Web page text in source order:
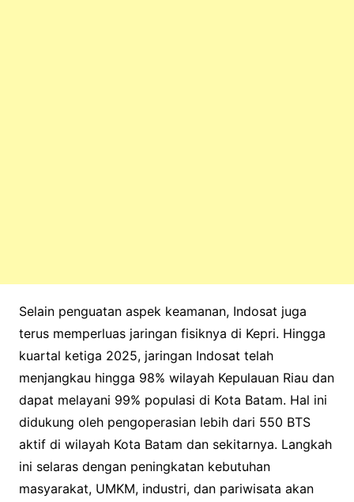
Selain penguatan aspek keamanan, Indosat juga
terus memperluas jaringan fisiknya di Kepri. Hingga
kuartal ketiga 2025, jaringan Indosat telah
menjangkau hingga 98% wilayah Kepulauan Riau dan
dapat melayani 99% populasi di Kota Batam. Hal ini
didukung oleh pengoperasian lebih dari 550 BTS
aktif di wilayah Kota Batam dan sekitarnya. Langkah
ini selaras dengan peningkatan kebutuhan
masyarakat, UMKM, industri, dan pariwisata akan